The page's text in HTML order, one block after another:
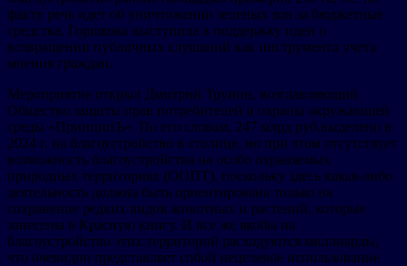
факту речь идет об уничтожении зеленых зон за бюджетные
средства. Горшкова выступила в поддержку идеи о
возвращении публичных слушаний как инструмента учета
мнения граждан.
Мероприятие открыл Дмитрий Трунин, возглавляющий
Общество защиты прав потребителей и охраны окружающей
среды «ПринципЪ». По его словам, 247 млрд руб.выделено в
2024 г. на благоустройство в столице, но при этом отсутствует
возможность благоустройства на особо охраняемых
природных территориях (ООПТ), поскольку здесь какая-либо
деятельность должна быть ориентирована только на
сохранение редких видов животных и растений, которые
занесены в Красную книгу. И все же якобы на
благоустройство этих территорий расходуются миллиарды,
что очевидно представляет собой нецелевое использование